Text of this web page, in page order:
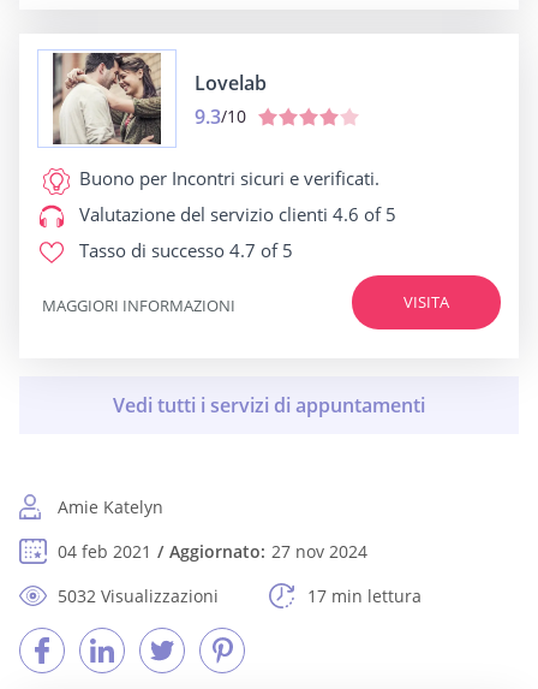
Lovelab
9.3/10
Buono per Incontri sicuri e verificati.
Valutazione del servizio clienti 4.6 of 5
Tasso di successo 4.7 of 5
VISITA
MAGGIORI INFORMAZIONI
Amie Katelyn
04 feb 2021
Aggiornato: 27 nov 2024
5032 Visualizzazioni
17 min lettura